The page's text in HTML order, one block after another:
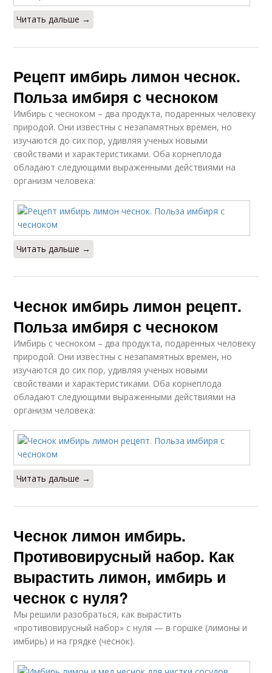
Читать дальше →
Рецепт имбирь лимон чеснок.
Польза имбиря с чесноком
Имбирь с чесноком – два продукта, подаренных человеку
природой. Они известны с незапамятных времен, но
изучаются до сих пор, удивляя ученых новыми
свойствами и характеристиками. Оба корнеплода
обладают следующими выраженными действиями на
организм человека:
Читать дальше →
Чеснок имбирь лимон рецепт.
Польза имбиря с чесноком
Имбирь с чесноком – два продукта, подаренных человеку
природой. Они известны с незапамятных времен, но
изучаются до сих пор, удивляя ученых новыми
свойствами и характеристиками. Оба корнеплода
обладают следующими выраженными действиями на
организм человека:
Читать дальше →
Чеснок лимон имбирь.
Противовирусный набор. Как
вырастить лимон, имбирь и
чеснок с нуля?
Мы решили разобраться, как вырастить
«противовирусный набор» с нуля — в горшке (лимоны и
имбирь) и на грядке (чеснок).